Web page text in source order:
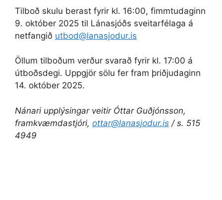
Tilboð skulu berast fyrir kl. 16:00, fimmtudaginn
9. október 2025 til Lánasjóðs sveitarfélaga á
netfangið utbod@lanasjodur.is
Öllum tilboðum verður svarað fyrir kl. 17:00 á
útboðsdegi. Uppgjör sölu fer fram þriðjudaginn
14. október 2025.
Nánari upplýsingar veitir Óttar Guðjónsson,
framkvæmdastjóri, ottar@lanasjodur.is / s. 515
4949